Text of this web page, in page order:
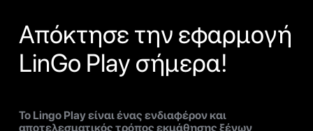
Απόκτησε την εφαρμογή
LinGo Play σήμερα!
Το Lingo Play είναι ένας ενδιαφέρον και
αποτελεσματικός τρόπος εκμάθησης ξένων